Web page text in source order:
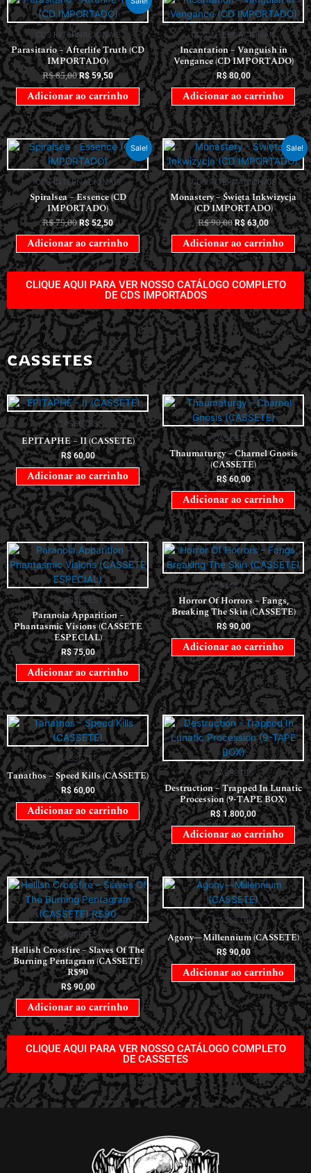
CDS INTERNACIONAIS
Parasitario – Afterlife Truth (CD
IMPORTADO)
R$85,00 R$59,50
Adicionar ao carrinho
CDS INTERNACIONAIS
Incantation – Vanguish in
Vengance (CD IMPORTADO)
R$80,00
Adicionar ao carrinho
Sale!
CDS INTERNACIONAIS
Spiralsea – Essence (CD
IMPORTADO)
R$75,00 R$52,50
Adicionar ao carrinho
Sale!
CDS INTERNACIONAIS
Monastery – Święta Inkwizycja
(CD IMPORTADO)
R$90,00 R$ 63,00
Adicionar ao carrinho
CLIQUE AQUI PARA VER NOSSO CATÁLOGO COMPLETO
DE CDS IMPORTADOS
CASSETES
CASSETES
EPITAPHE – II (CASSETE)
R$60,00
Adicionar ao carrinho
CASSETES
Thaumaturgy – Charnel Gnosis
(CASSETE)
R$60,00
Adicionar ao carrinho
CASSETES
Paranoia Apparition –
Phantasmic Visions (CASSETE
ESPECIAL)
R$75,00
Adicionar ao carrinho
CASSETES
Horror Of Horrors ‎– Fangs,
Breaking The Skin (CASSETE)
R$90,00
Adicionar ao carrinho
CASSETES
Tanathos – Speed Kills (CASSETE)
R$60,00
Adicionar ao carrinho
CASSETES
Destruction – Trapped In Lunatic
Procession (9-TAPE BOX)
R$1.800,00
Adicionar ao carrinho
CASSETES
Hellish Crossfire – Slaves Of The
Burning Pentagram (CASSETE)
R$90
R$90,00
Adicionar ao carrinho
CASSETES
Agony—Millennium (CASSETE)
R$90,00
Adicionar ao carrinho
CLIQUE AQUI PARA VER NOSSO CATÁLOGO COMPLETO
DE CASSETES